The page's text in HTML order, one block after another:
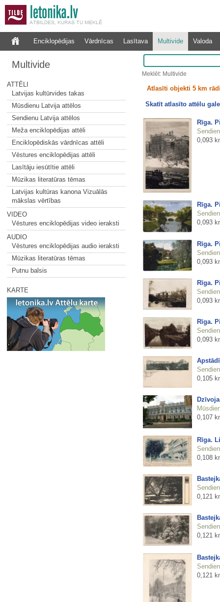
Enciklopēdijas Vārdnīcas Lasītava Multivide Valoda
Multivide
ATTĒLI
Latvijas kultūrvides takas
Mūsdienu Latvija attēlos
Sendienu Latvija attēlos
Meža enciklopēdijas attēli
Enciklopēdiskās vārdnīcas attēli
Vēstures enciklopēdijas attēli
Lasītāju iesūtītie attēli
Mūzikas literatūras tēmas
Latvijas kultūras kanona Vizuālās
mākslas vērtības
VIDEO
Vēstures enciklopēdijas video ieraksti
AUDIO
Vēstures enciklopēdijas audio ieraksti
Mūzikas literatūras tēmas
Putnu balsis
KARTE
Meklēt: Multivide
Atlasīti objekti 5 km
Skatīt atlasīto attēlu
Rīga.
0,093
Rīga.
0,093
Rīga.
0,093
Rīga.
0,093
Rīga.
0,093
0,105
0,107
Rīga.
0,108
0,121
0,121
0,121